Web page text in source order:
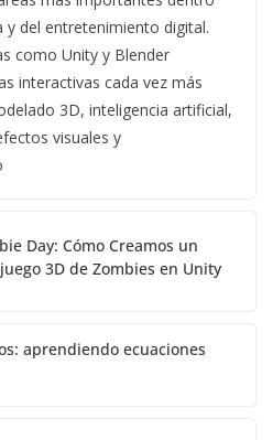
y del entretenimiento digital.
como Unity y Blender
interactivas cada vez más
3D, inteligencia artificial,
visuales y
Day: Cómo Creamos un
3D de Zombies en Unity
aprendiendo ecuaciones